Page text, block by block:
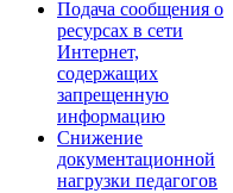
Подача сообщения о
ресурсах в сети
Интернет,
содержащих
запрещенную
информацию
Снижение
документационной
нагрузки педагогов